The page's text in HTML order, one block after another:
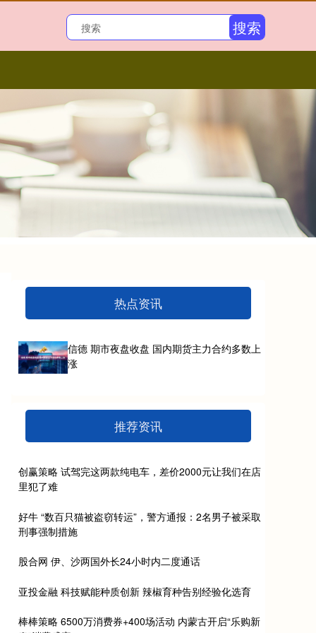
搜索
热点资讯
信德 期市夜盘收盘 国内期货主力合约多数上
涨
推荐资讯
创赢策略 试驾完这两款纯电车，差价2000元让我们在店
里犯了难
好牛 “数百只猫被盗窃转运”，警方通报：2名男子被采取
刑事强制措施
股合网 伊、沙两国外长24小时内二度通话
亚投金融 科技赋能种质创新 辣椒育种告别经验化选育
棒棒策略 6500万消费券+400场活动 内蒙古开启“乐购新